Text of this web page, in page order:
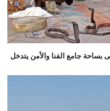
جامع الفنا والأمن يتدخل